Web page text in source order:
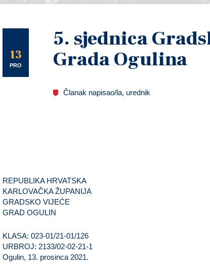
13
PRO
5. sjednica
Grada Ogulina
Članak napisao/la, urednik
REPUBLIKA HRVATSKA
KARLOVAČKA ŽUPANIJA
GRADSKO VIJEĆE
GRAD OGULIN
KLASA: 023-01/21-01/126
URBROJ: 2133/02-02-21-1
Ogulin, 13. prosinca 2021.